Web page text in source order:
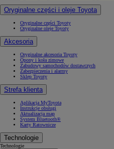
Oryginalne części i oleje Toyota
Oryginalne części Toyoty
Oryginalne oleje Toyoty
Akcesoria
Oryginalne akcesoria Toyoty
Opony i koła zimowe
Zabudowy samochodów dostawczych
Zabezpieczenia i alarmy
Sklep Toyoty
Strefa klienta
Aplikacja MyToyota
Instrukcje obsługi
Aktualizacja map
System Bluetooth®
Karty Ratownicze
Technologie
Technologie